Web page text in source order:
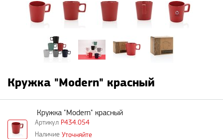
Кружка "Modern" красный
P434.054
Кружка "Modern" красный
Уточняйте